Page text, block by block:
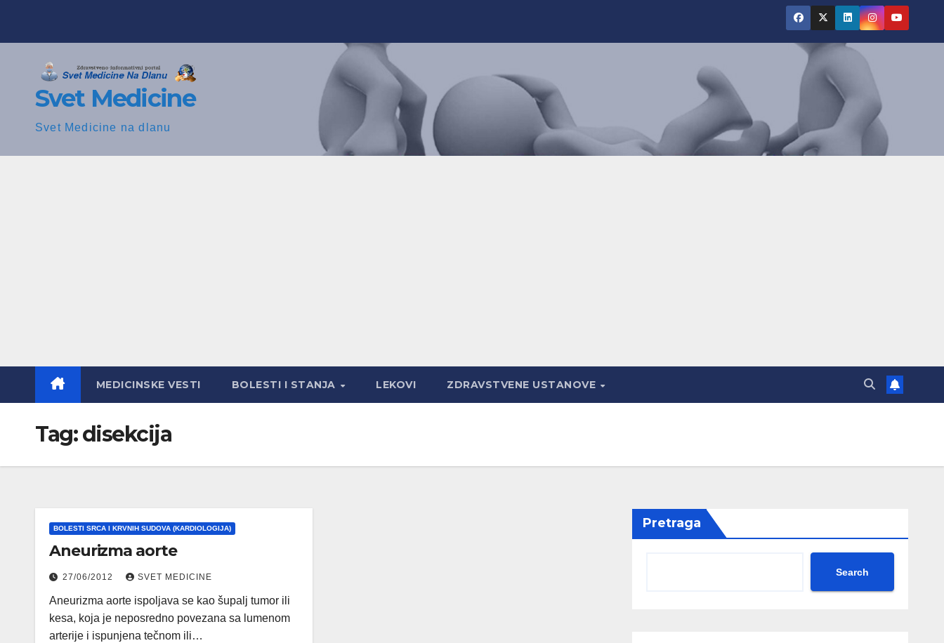
Svet Medicine
Svet Medicine na dlanu
MEDICINSKE VESTI BOLESTI I STANJA LEKOVI ZDRAVSTVENE USTANOVE
Tag:disekcija
BOLESTI SRCA I KRVNIH SUDOVA (KARDIOLOGIJA)
Aneurizma aorte
27/06/2012 SVET MEDICINE
Aneurizma aorte ispoljava se kao šupalj tumor ili
kesa, koja je neposredno povezana sa lumenom
arterije i ispunjena tečnom ili…
Pretraga
Search